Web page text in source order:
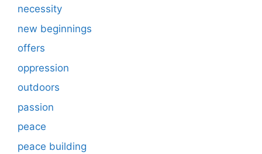
necessity
new beginnings
offers
oppression
outdoors
passion
peace
peace building